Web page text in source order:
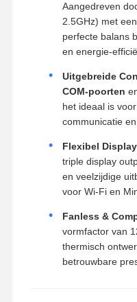
Aangedreven
2.5GHz) met
perfecte balans
en energie-
Uitgebreide
COM-poorten
het ideaal is
communicatie
Flexibel
triple display
en veelzijdige
voor Wi-Fi en
Fanless &
vormfactor van
thermisch
betrouwbare